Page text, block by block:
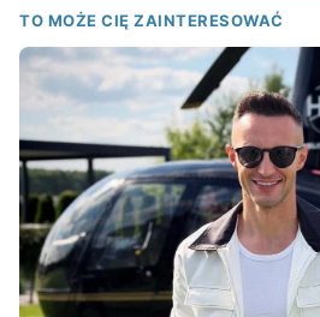
TO MOŻE CIĘ ZAINTERESOWAĆ